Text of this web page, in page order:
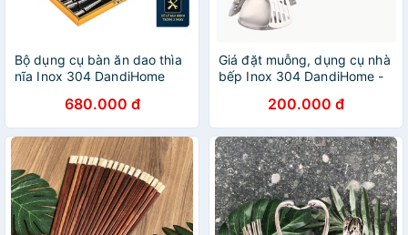
Bộ dụng cụ bàn ăn dao thìa
nĩa Inox 304 DandiHome
680.000 đ
Giá đặt muỗng, dụng cụ nhà
bếp Inox 304 DandiHome -
200.000 đ